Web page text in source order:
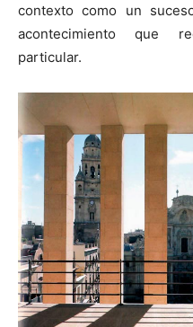
contexto como un
acontecimiento que
particular.